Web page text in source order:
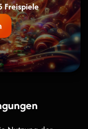
Freispiele